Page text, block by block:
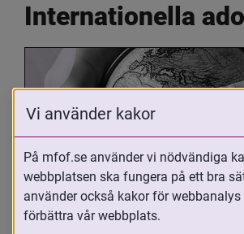
Internationella
Oavsett om du är adopterad,
adoptivförälder eller arbetar
Vi använder kakor
På mfof.se använder vi nödvändiga
webbplatsen ska fungera på ett bra
använder också kakor för
förbättra vår webbplats.